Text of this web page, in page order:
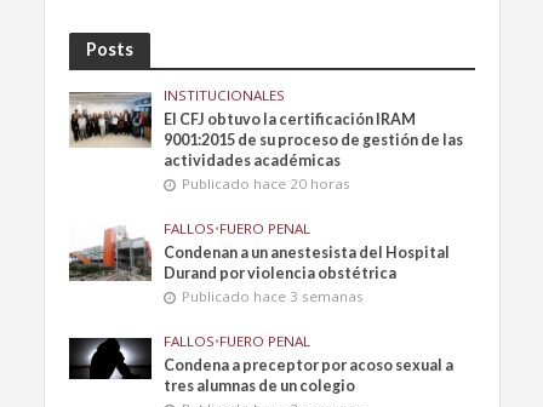
Posts
INSTITUCIONALES
El CFJ obtuvo la certificación IRAM
9001:2015 de su proceso de gestión de las
actividades académicas
Publicado hace 20 horas
FALLOS•FUERO PENAL
Condenan a un anestesista del Hospital
Durand por violencia obstétrica
Publicado hace 3 semanas
FALLOS•FUERO PENAL
Condena a preceptor por acoso sexual a
tres alumnas de un colegio